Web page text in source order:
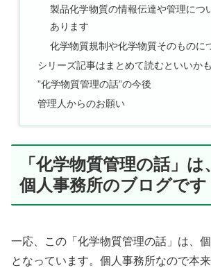
製品化学物質の情報伝達や管理につ
あります
化学物質規制や化学物質そのものに
シリーズ記事はまとめて読むといいか
”化学物質管理の話”の今後
管理人からのお願い
「化学物質管理の話」
個人事務所のブログです
一応、この「化学物質管理の話」は、
となっています。個人事務所なので本